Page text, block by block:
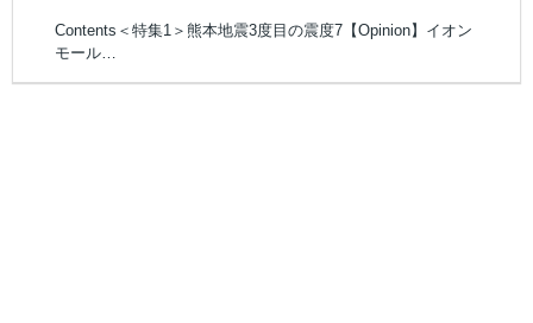
Contents＜特集1＞熊本地震3度目の震度7【Opinion】イオン
モール…